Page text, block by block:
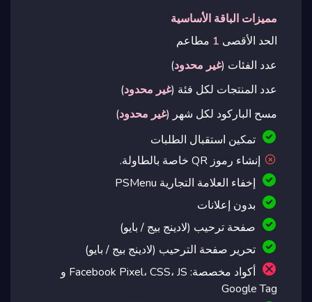
مميزات الباقة الأساسية
الحد الأقصى 1 مطاعم
عدد الفئات (غير محدود)
عدد المنتجات لكل فئة (غير محدود)
مسح الباركود لكل شهر (غير محدود)
تمكين استقبال الطلبات
إنشاء رموز QR خاصة بالطاولة.
إخفاء العلامة التجارية PSMenu
بدون إعلانات
صفحة ترحيب (لادينج بيج / بايو)
تحرير صفحة الترحيب (لادينج بيج / بايو)
أكواد مخصصة: Facebook Pixel، CSS، JS و
Google Tag